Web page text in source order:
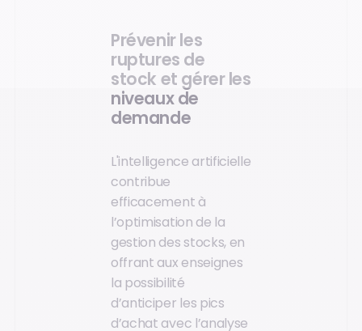
Prévenir les
ruptures de
stock et gérer les
niveaux de
demande
L'intelligence artificielle
contribue
efficacement à
l’optimisation de la
gestion des stocks, en
offrant aux enseignes
la possibilité
d’anticiper les pics
d’achat avec l’analyse